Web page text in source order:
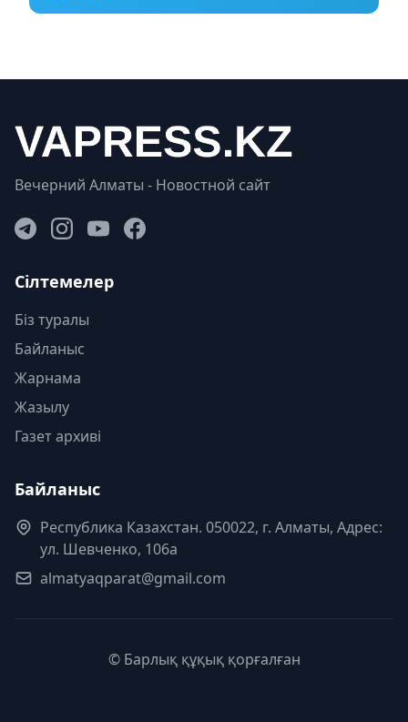
Вечерний Алматы - Новостной сайт
Сілтемелер
Біз туралы
Байланыс
Жарнама
Жазылу
Газет архиві
Байланыс
Республика Казахстан. 050022, г. Алматы, Адрес:
ул. Шевченко, 106а
almatyaqparat@gmail.com
© Барлық құқық қорғалған